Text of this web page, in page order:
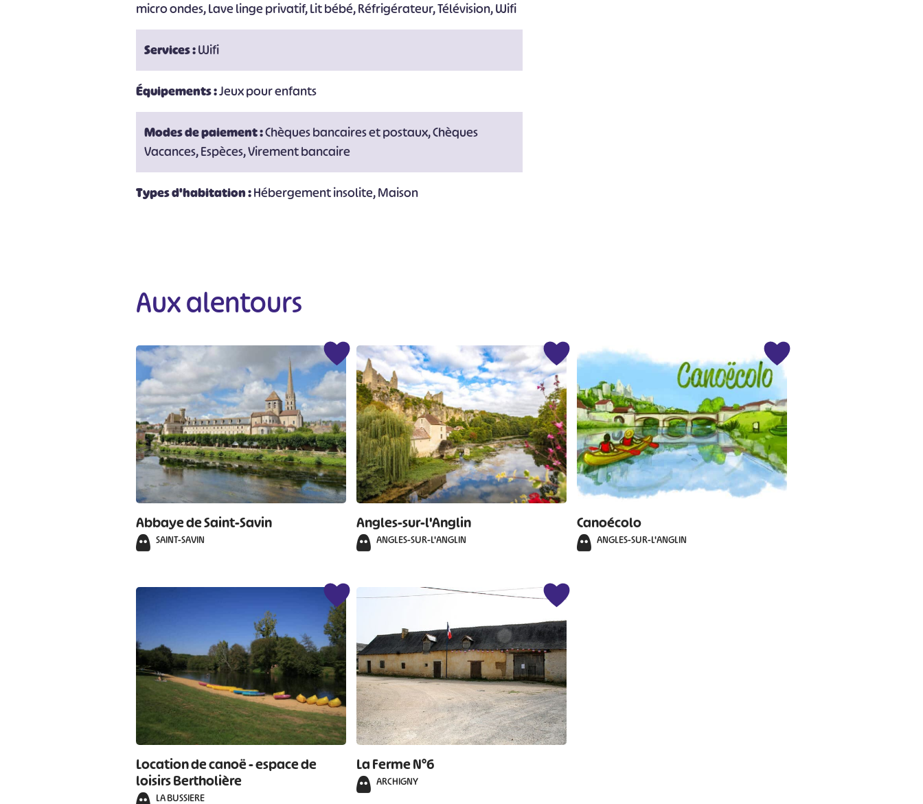
micro ondes, Lave linge privatif, Lit bébé, Réfrigérateur, Télévision, Wifi
Services :Wifi
Équipements :Jeux pour enfants
Modes de paiement :Chèques bancaires et postaux, Chèques
Vacances, Espèces, Virement bancaire
Types d'habitation :Hébergement insolite, Maison
Aux alentours
Abbaye de Saint-Savin
SAINT-SAVIN
Angles-sur-l'Anglin
ANGLES-SUR-L'ANGLIN
Canoécolo
ANGLES-SUR-L'ANGLIN
Location de canoë - espace de
loisirs Bertholière
LA BUSSIERE
La Ferme N°6
ARCHIGNY